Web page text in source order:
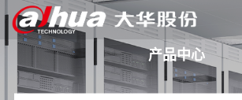
产品中心